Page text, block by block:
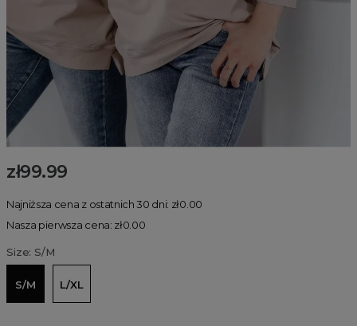
zł99.99
Najniższa cena z ostatnich 30 dni: zł0.00
Nasza pierwsza cena: zł0.00
Size: S/M
S/M L/XL